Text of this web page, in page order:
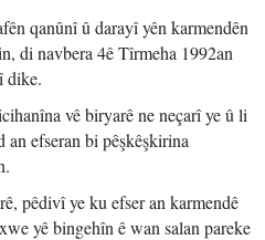
qanûnî û darayî yên karmendên
di navbera 4ê Tîrmeha 1992an
dike.
vê biryarê ne neçarî ye û li
an efseran bi pêşkêşkirina
pêdivî ye ku efser an karmendê
yê bingehîn ê wan salan pareke